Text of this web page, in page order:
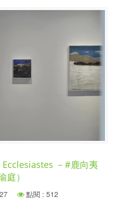
－#鹿向夷
庭）
點閱 : 512